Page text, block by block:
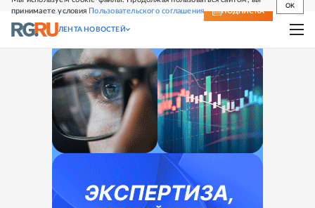
принимаете условия Пользовательского соглашения
OK
СВЕЖИЙ НОМЕР ПОДПИСКА
ЛЕНТА НОВОСТЕЙ